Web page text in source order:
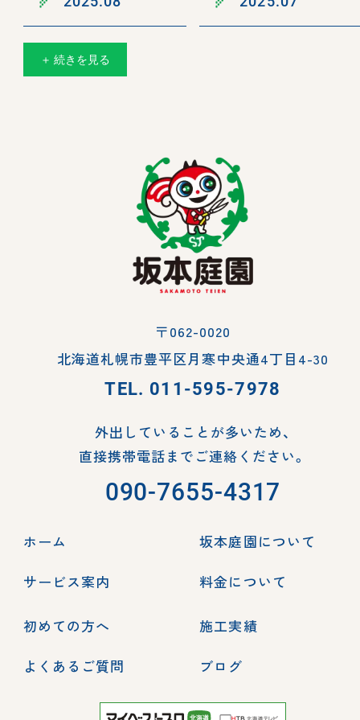
＋ 続きを見る
〒062-0020
北海道札幌市豊平区月寒中央通4丁目4-30
TEL. 011-595-7978
外出していることが多いため、
直接携帯電話までご連絡ください。
090-7655-4317
ホーム
坂本庭園について
サービス案内
料金について
初めての方へ
施工実績
よくあるご質問
ブログ